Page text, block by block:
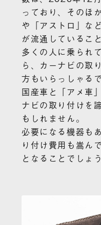
っており、そのほ
や「アストロ」な
が流通しているこ
多くの人に乗られ
ら、カーナビの取
方もいらっしゃる
国産車と「アメ車
ナビの取り付けを
もしれません。
必要になる機器も
り付け費用も嵩ん
となることでしょう